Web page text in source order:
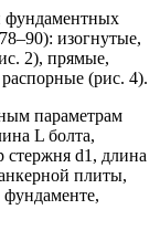
фундаментных
изогнутые,
2), прямые,
(рис. 4).
параметрам
L болта,
стержня d1, длина
плиты,
фундаменте,